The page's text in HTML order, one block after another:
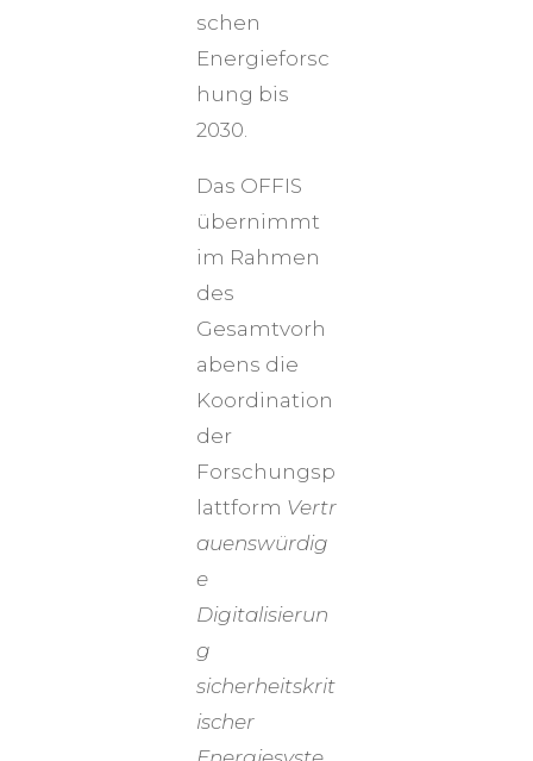
schen
Energieforsc
hung bis
2030.
Das OFFIS
übernimmt
im Rahmen
des
Gesamtvorh
abens die
Koordination
der
Forschungsp
lattform Vertr
auenswürdig
e
Digitalisierun
g
sicherheitskrit
ischer